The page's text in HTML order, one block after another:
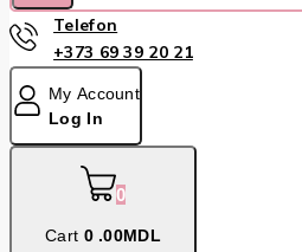
Telefon
+373 69 39 20 21
My Account
Log In
0
Cart 0 .00MDL